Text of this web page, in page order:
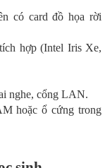
có card đồ họa rời
hợp (Intel Iris Xe,
nghe, cổng LAN.
hoặc ổ cứng trong